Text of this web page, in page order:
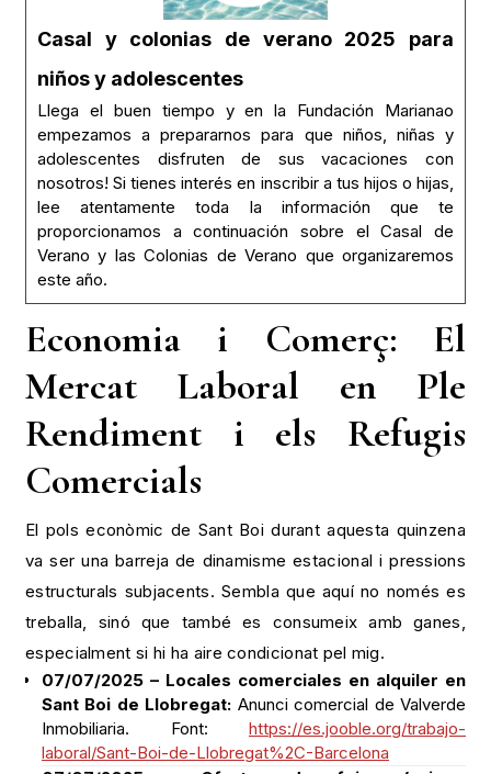
Casal y colonias de verano 2025 para
niños y adolescentes
Llega el buen tiempo y en la Fundación Marianao
empezamos a prepararnos para que niños, niñas y
adolescentes disfruten de sus vacaciones con
nosotros! Si tienes interés en inscribir a tus hijos o hijas,
lee atentamente toda la información que te
proporcionamos a continuación sobre el Casal de
Verano y las Colonias de Verano que organizaremos
este año.
Economia i Comerç: El
Mercat Laboral en Ple
Rendiment i els Refugis
Comercials
El pols econòmic de Sant Boi durant aquesta quinzena
va ser una barreja de dinamisme estacional i pressions
estructurals subjacents. Sembla que aquí no només es
treballa, sinó que també es consumeix amb ganes,
especialment si hi ha aire condicionat pel mig.
07/07/2025 – Locales comerciales en alquiler en
Sant Boi de Llobregat: Anunci comercial de Valverde
Inmobiliaria. Font: https://es.jooble.org/trabajo-
laboral/Sant-Boi-de-Llobregat%2C-Barcelona